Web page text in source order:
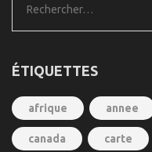
Rechercher :
ÉTIQUETTES
afrique annee
canada carte